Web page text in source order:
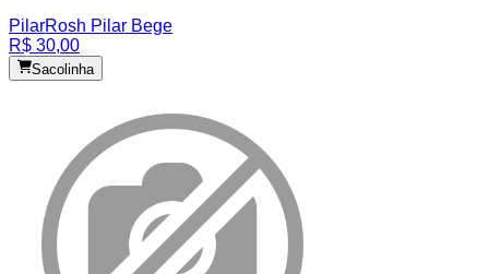
PilarRosh Pilar Bege
R$ 30,00
Sacolinha